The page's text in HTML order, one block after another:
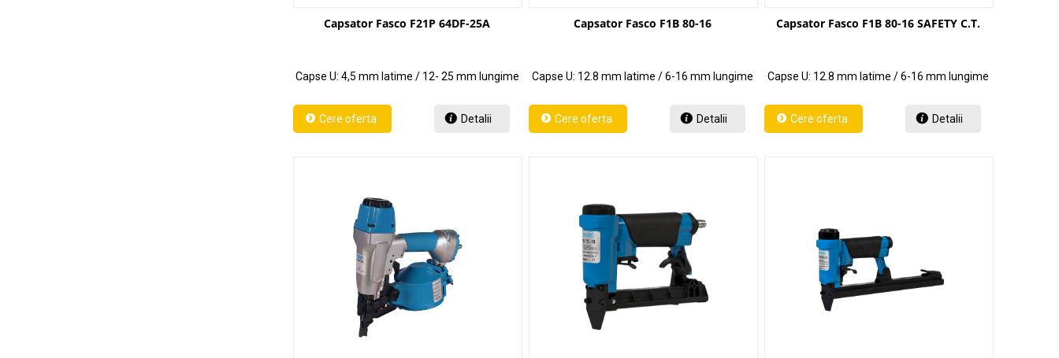
Capsator Fasco F21P 64DF-25A
Capse U: 4,5 mm latime / 12- 25 mm lungime
Detalii
Capsator Fasco F1B 80-16
Capse U: 12.8 mm latime / 6-16 mm lungime
Detalii
Capsator Fasco F1B 80-16 SAFETY C.T.
Capse U: 12.8 mm latime / 6-16 mm lungime
Detalii